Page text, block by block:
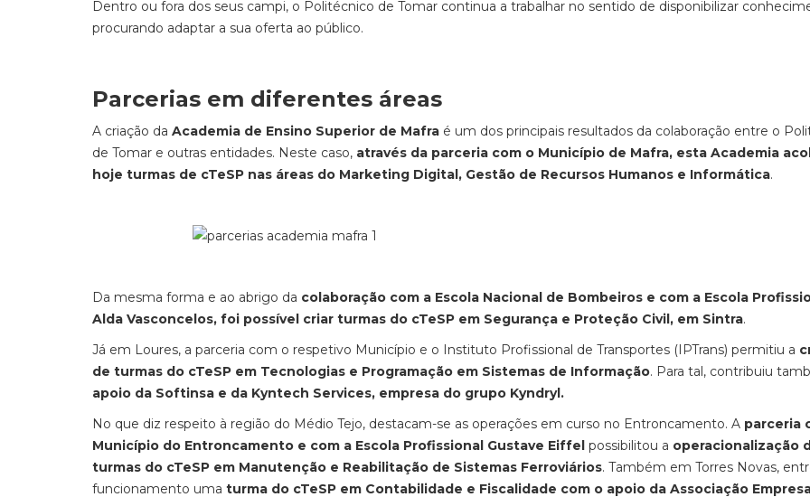
Dentro ou fora dos seus campi, o Politécnico de Tomar continua a trabalhar no sentido de disponibilizar
procurando adaptar a sua oferta ao público.
Parcerias em diferentes áreas
A criação da Academia de Ensino Superior de Mafra é um dos principais resultados da colaboração entre o
de Tomar e outras entidades. Neste caso, através da parceria com o Município de Mafra, esta Academia
hoje turmas de cTeSP nas áreas do Marketing Digital, Gestão de Recursos Humanos e Informática.
Da mesma forma e ao abrigo da colaboração com a Escola Nacional de Bombeiros e com a Escola
Alda Vasconcelos, foi possível criar turmas do cTeSP em Segurança e Proteção Civil, em Sintra.
Já em Loures, a parceria com o respetivo Município e o Instituto Profissional de Transportes (IPTrans) permitiu a
de turmas do cTeSP em Tecnologias e Programação em Sistemas de Informação. Para tal, contribuiu
apoio da Softinsa e da Kyntech Services, empresa do grupo Kyndryl.
No que diz respeito à região do Médio Tejo, destacam-se as operações em curso no Entroncamento. A parceria
Município do Entroncamento e com a Escola Profissional Gustave Eiffel possibilitou a operacionalização
turmas do cTeSP em Manutenção e Reabilitação de Sistemas Ferroviários. Também em Torres Novas,
funcionamento uma turma do cTeSP em Contabilidade e Fiscalidade com o apoio da Associação